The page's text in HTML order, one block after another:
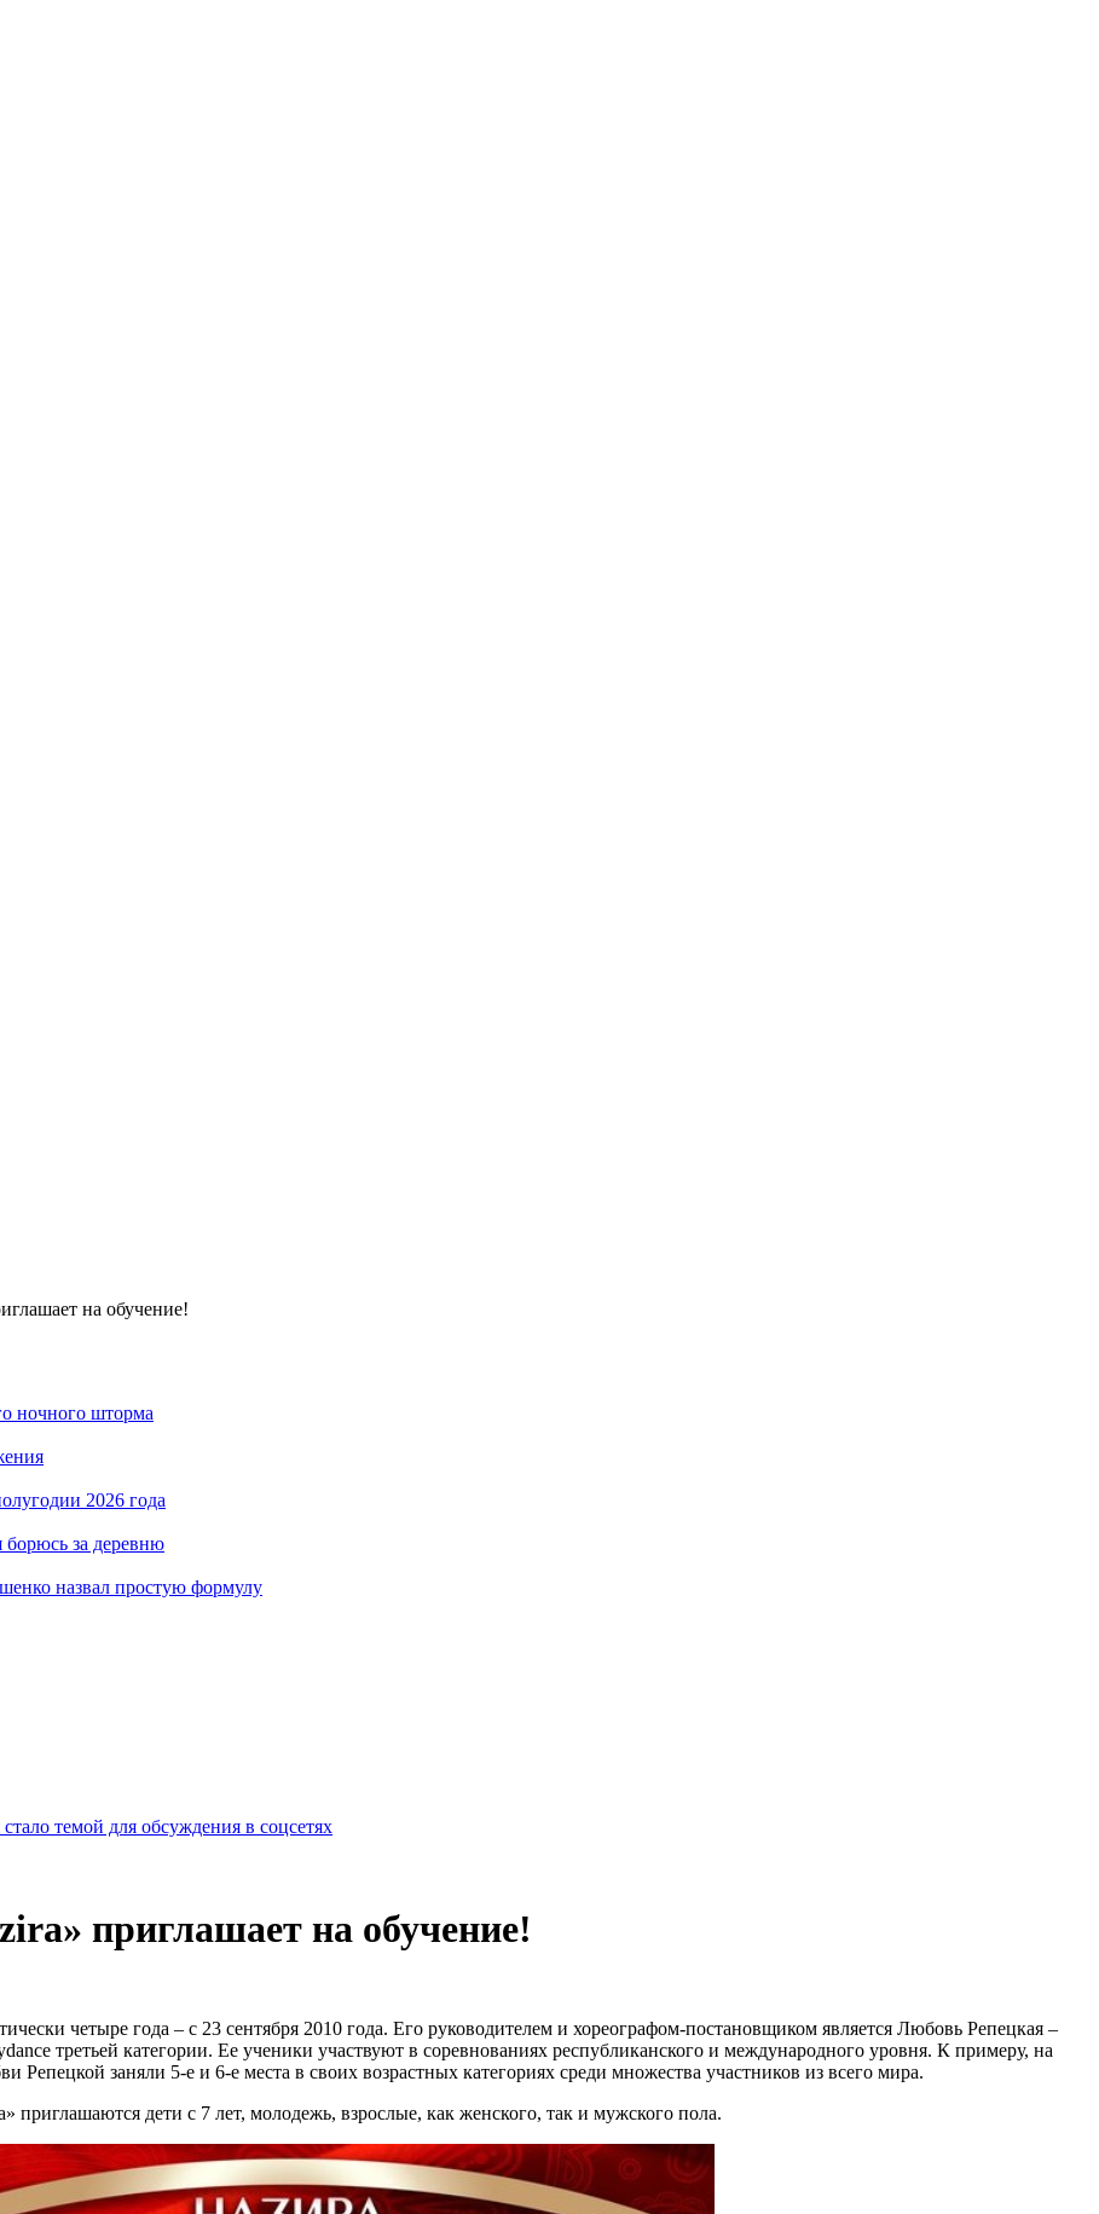
на обучение!
ночного шторма
2026 года
борюсь за деревню
назвал простую формулу
темой для обсуждения в соцсетях
приглашает на обучение!
четыре года – с 23 сентября 2010 года. Его руководителем и хореографом-постановщиком является Любовь Репецкая –
третьей категории. Ее ученики участвуют в соревнованиях республиканского и международного уровня. К примеру, на
заняли 5-е и 6-е места в своих возрастных категориях среди множества участников из всего мира.
приглашаются дети с 7 лет, молодежь, взрослые, как женского, так и мужского пола.